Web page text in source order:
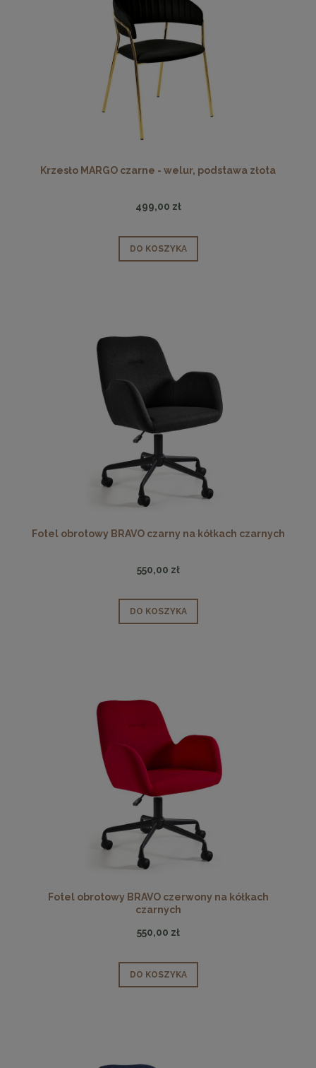
Krzesło MARGO czarne - welur, podstawa złota
499,00 zł
DO KOSZYKA
Fotel obrotowy BRAVO czarny na kółkach czarnych
550,00 zł
DO KOSZYKA
Fotel obrotowy BRAVO czerwony na kółkach
czarnych
550,00 zł
DO KOSZYKA